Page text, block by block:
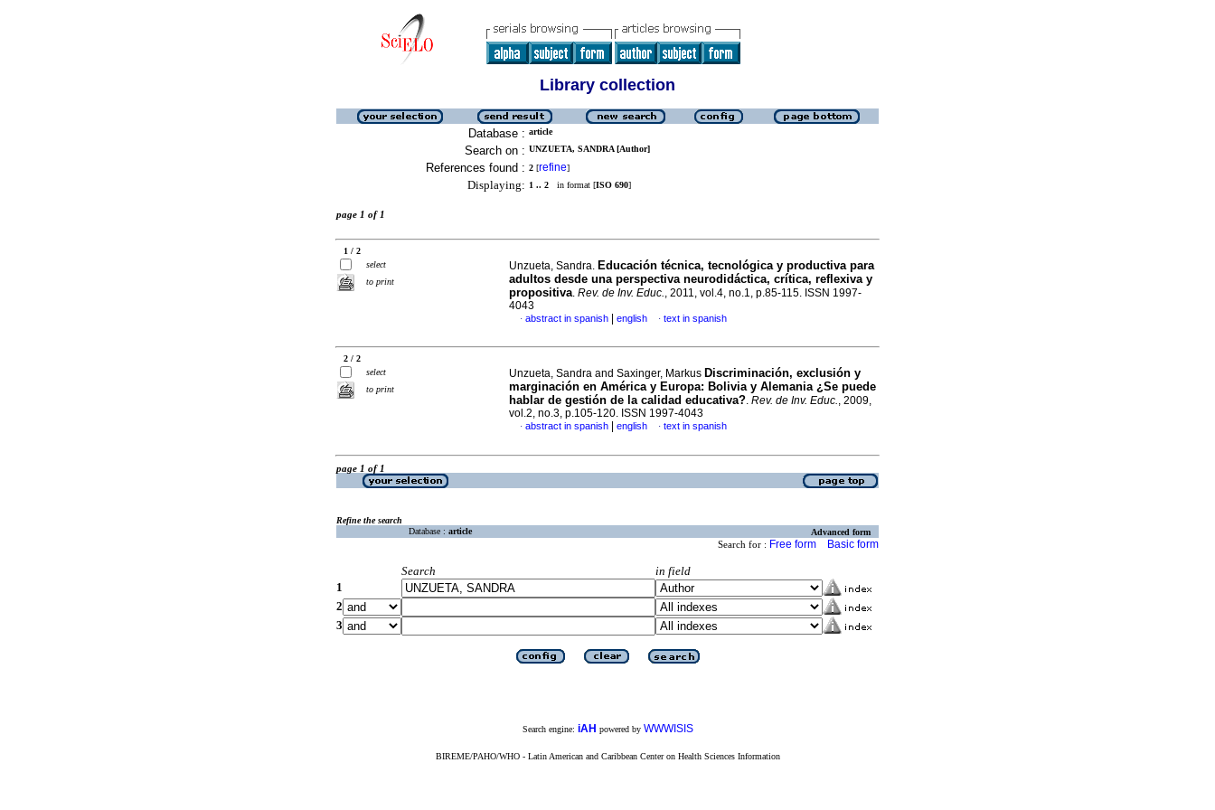
Library collection
Database : article
Search on : UNZUETA, SANDRA [Author]
References found : 2 [refine]
Displaying: 1 .. 2 in format [ISO 690]
page 1 of 1
1 / 2
select
to print
Unzueta, Sandra. Educación técnica, tecnológica y productiva para
adultos desde una perspectiva neurodidáctica, crítica, reflexiva y
propositiva. Rev. de Inv. Educ., 2011, vol.4, no.1, p.85-115. ISSN 1997-
4043
· abstract in spanish english · text in spanish
2 / 2
select
to print
Unzueta, Sandra and Saxinger, Markus Discriminación, exclusión y
marginación en América y Europa: Bolivia y Alemania ¿Se puede
hablar de gestión de la calidad educativa?. Rev. de Inv. Educ., 2009,
vol.2, no.3, p.105-120. ISSN 1997-4043
· abstract in spanish english · text in spanish
page 1 of 1
Refine the search
Database : article Advanced form
Search for : Free form Basic form
Search
in field
1
2
3
Search engine: iAH powered by WWWISIS
BIREME/PAHO/WHO - Latin American and Caribbean Center on Health Sciences Information